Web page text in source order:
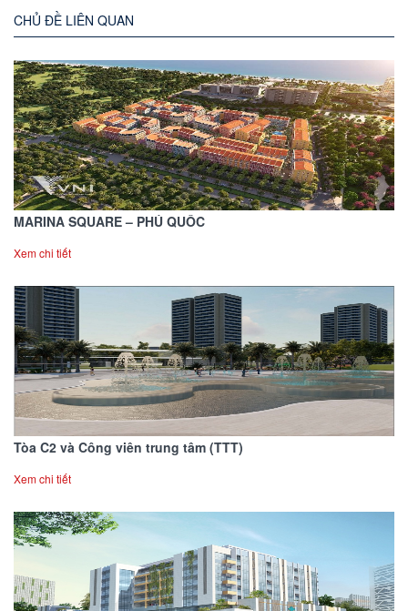
CHỦ ĐỀ LIÊN QUAN
MARINA SQUARE – PHÚ QUỐC
Xem chi tiết
Tòa C2 và Công viên trung tâm (TTT)
Xem chi tiết